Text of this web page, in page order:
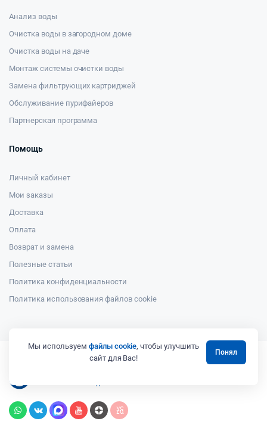
Анализ воды
Очистка воды в загородном доме
Очистка воды на даче
Монтаж системы очистки воды
Замена фильтрующих картриджей
Обслуживание пурифайеров
Партнерская программа
Помощь
Личный кабинет
Мои заказы
Доставка
Оплата
Возврат и замена
Полезные статьи
Политика конфиденциальности
Политика использования файлов cookie
Мы используем файлы cookie, чтобы улучшить
сайт для Вас!
Понял